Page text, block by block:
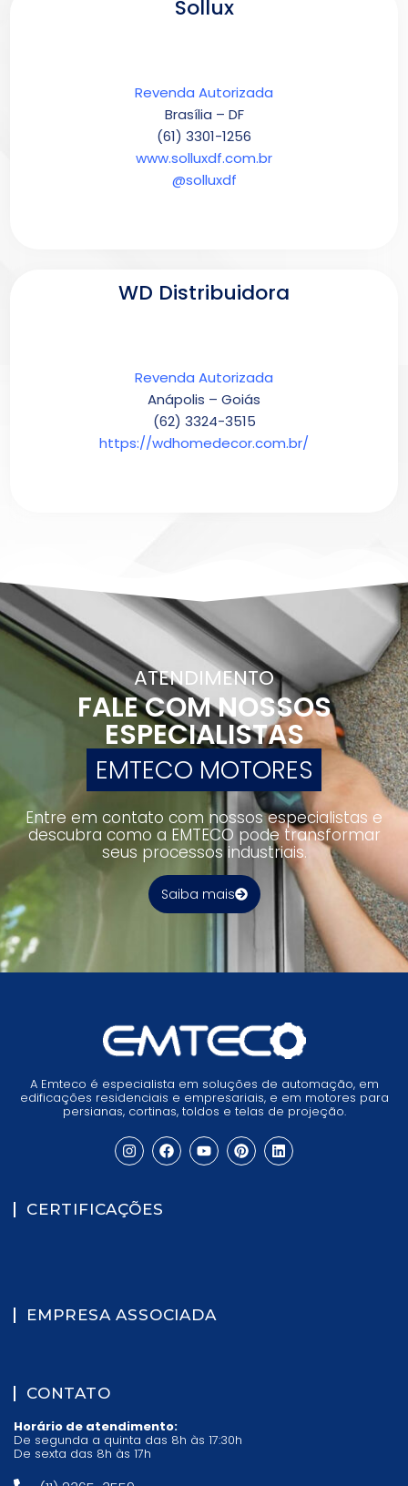
Sollux
Revenda Autorizada
Brasília – DF
(61) 3301-1256
www.solluxdf.com.br
@solluxdf
WD Distribuidora
Revenda Autorizada
Anápolis – Goiás
(62) 3324-3515
https://wdhomedecor.com.br/
ATENDIMENTO
FALE COM NOSSOS
ESPECIALISTAS
EMTECO MOTORES
Entre em contato com nossos especialistas e
descubra como a EMTECO pode transformar
seus processos industriais.
Saiba mais
A Emteco é especialista em soluções de automação, em
edificações residenciais e empresariais, e em motores para
persianas, cortinas, toldos e telas de projeção.
CERTIFICAÇÕES
EMPRESA ASSOCIADA
CONTATO
Horário de atendimento:
De segunda a quinta das 8h às 17:30h
De sexta das 8h às 17h